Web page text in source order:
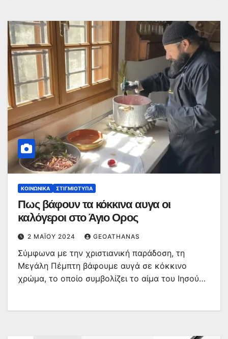
ΚΟΙΝΩΝΙΚΆ ΣΤΙΓΜΙΌΤΥΠΑ
Πως βάφουν τα κόκκινα αυγα οι
καλόγεροι στο Άγιο Ορος
2 ΜΑΪ́ΟΥ 2024 GEOATHANAS
Σύμφωνα με την χριστιανική παράδοση, τη
Μεγάλη Πέμπτη βάφουμε αυγά σε κόκκινο
χρώμα, το οποίο συμβολίζει το αίμα του Ιησού…